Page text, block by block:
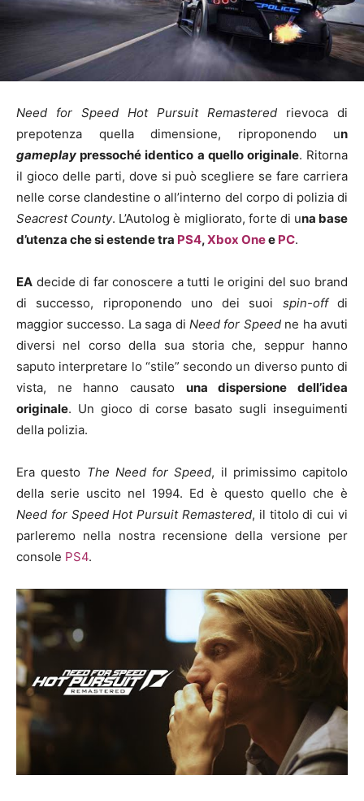
Need for Speed Hot Pursuit Remastered rievoca di
prepotenza quella dimensione, riproponendo un
gameplay pressoché identico a quello originale. Ritorna
il gioco delle parti, dove si può scegliere se fare carriera
nelle corse clandestine o all’interno del corpo di polizia di
Seacrest County. L’Autolog è migliorato, forte di una base
d’utenza che si estende tra PS4,Xbox Onee PC.
EA decide di far conoscere a tutti le origini del suo brand
di successo, riproponendo uno dei suoi spin-offdi
maggior successo. La saga di Need for Speedne ha avuti
diversi nel corso della sua storia che, seppur hanno
saputo interpretare lo “stile” secondo un diverso punto di
vista, ne hanno causato una dispersione dell’idea
originale. Un gioco di corse basato sugli inseguimenti
della polizia.
Era questo The Need for Speed, il primissimo capitolo
della serie uscito nel 1994. Ed è questo quello che è
Need for Speed Hot Pursuit Remastered, il titolo di cui vi
parleremo nella nostra recensione della versione per
console PS4.